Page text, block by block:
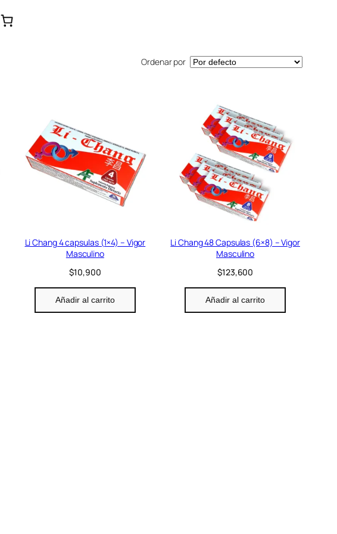
Ordenar por
Li Chang 4 capsulas (1×4) – Vigor
Masculino
$10,900
Añadir al carrito
Li Chang 48 Capsulas (6×8) – Vigor
Masculino
$123,600
Añadir al carrito